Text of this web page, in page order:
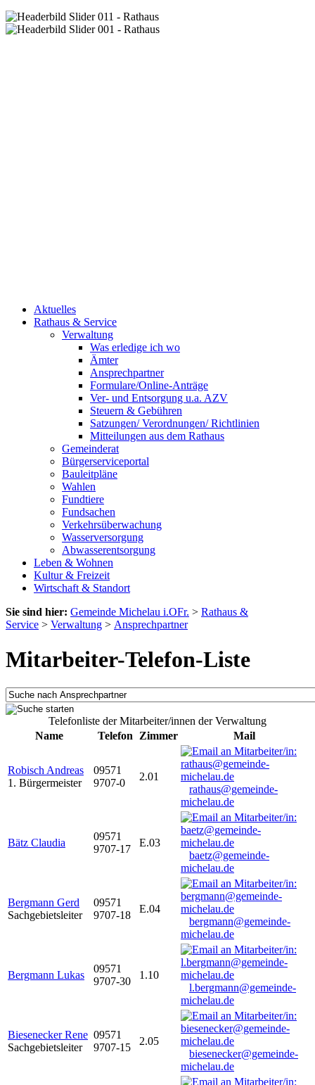
Aktuelles
Rathaus & Service
Verwaltung
Was erledige ich wo
Ämter
Ansprechpartner
Formulare/Online-Anträge
Ver- und Entsorgung u.a. AZV
Steuern & Gebühren
Satzungen/ Verordnungen/ Richtlinien
Mitteilungen aus dem Rathaus
Gemeinderat
Bürgerserviceportal
Bauleitpläne
Wahlen
Fundtiere
Fundsachen
Verkehrsüberwachung
Wasserversorgung
Abwasserentsorgung
Leben & Wohnen
Kultur & Freizeit
Wirtschaft & Standort
Sie sind hier: Gemeinde Michelau i.OFr. > Rathaus &
Service > Verwaltung > Ansprechpartner
Mitarbeiter-Telefon-Liste
Telefonliste der Mitarbeiter/innen der Verwaltung
Name
Telefon Zimmer Mail
Robisch Andreas
1. Bürgermeister
09571
9707-0
2.01
rathaus@gemeinde-
michelau.de
Bätz Claudia
09571
9707-17
E.03
baetz@gemeinde-
michelau.de
Bergmann Gerd
Sachgebietsleiter
09571
9707-18
E.04
bergmann@gemeinde-
michelau.de
Bergmann Lukas
09571
9707-30
1.10
l.bergmann@gemeinde-
michelau.de
Biesenecker Rene
Sachgebietsleiter
09571
9707-15
2.05
biesenecker@gemeinde-
michelau.de